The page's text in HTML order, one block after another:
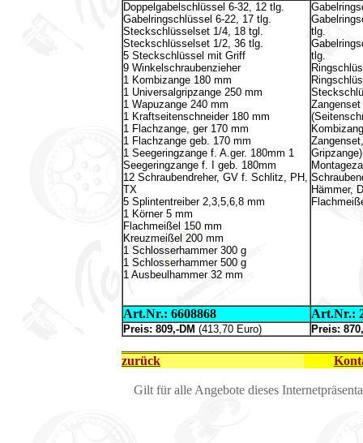
Doppelgabelschlüssel 6-32, 12 tlg.
Gabelringschlüssel 6-22, 17 tlg.
Steckschlüsselset 1/4, 18 tgl.
Steckschlüsselset 1/2, 36 tlg.
5 Steckschlüssel mit Griff
9 Winkelschraubenzieher
1 Kombizange 180 mm
1 Universalgripzange 250 mm
1 Wapuzange 240 mm
1 Kraftseitenschneider 180 mm
1 Flachzange, ger 170 mm
1 Flachzange geb. 170 mm
1 Seegeringzange f. A.ger. 180mm 1
Seegeringzange f. I geb. 180mm
12 Schraubendreher, GV f. Schlitz, PH,
TX
5 Splintentreiber 2,3,5,6,8 mm
1 Körner 5 mm
Flachmeißel 150 mm
Kreuzmeißel 200 mm
1 Schlosserhammer 300 g
1 Schlosserhammer 500 g
1 Ausbeulhammer 32 mm
tlg.
tlg.
Gripzange)
Hämmer,
Art.Nr.: 6608868 Art.Nr.:
Preis: 809,-DM (413,70 Euro) Preis:
zurück
Gilt für alle Angebote dieses